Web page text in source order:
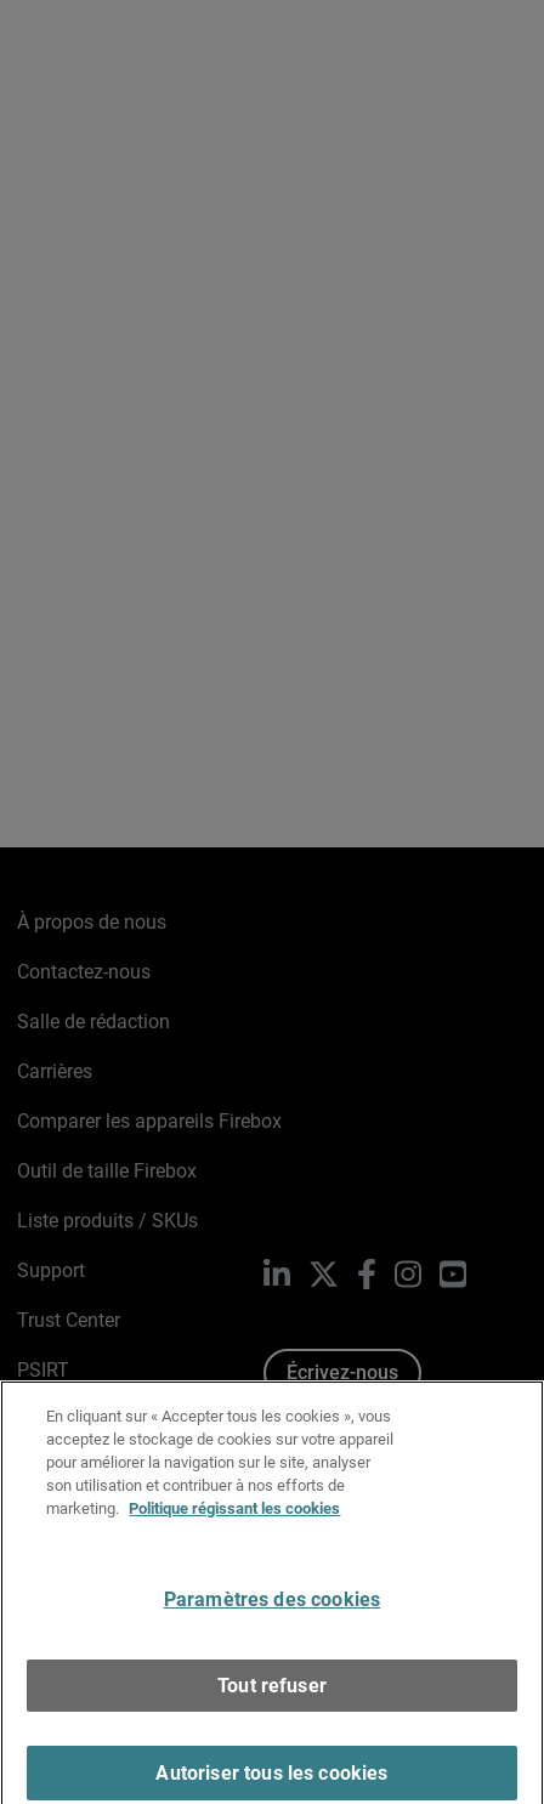
À propos de nous
Contactez-nous
Salle de rédaction
Carrières
Comparer les appareils Firebox
Outil de taille Firebox
Liste produits / SKUs
Support
Trust Center
PSIRT
Avis sur les cookies
Politique de confidentialité
Charte Graphique
LinkedIn FacebookInstagramYouTube
Écrivez-nous
En cliquant sur « Accepter tous les cookies », vous
acceptez le stockage de cookies sur votre appareil
pour améliorer la navigation sur le site, analyser
son utilisation et contribuer à nos efforts de
marketing. Politique régissant les cookies
Paramètres des cookies
Tout refuser
Autoriser tous les cookies